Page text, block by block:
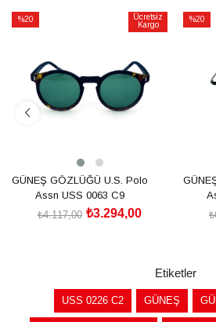
%20
Ücretsiz
Kargo
GÜNEŞ GÖZLÜĞÜ U.S. Polo
Assn USS 0063 C9
₺3.294,00
₺4.117,00
%20
Etiketler
USS 0226 C2 GÜNEŞ